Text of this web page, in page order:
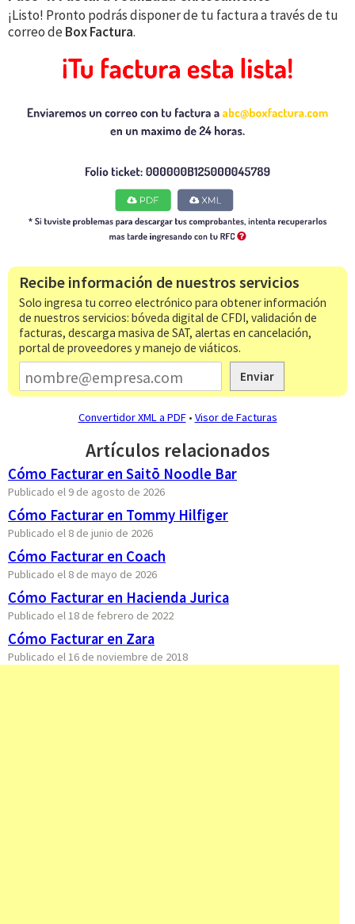
¡Listo! Pronto podrás disponer de tu factura a través de tu
correo deBox Factura.
Recibe información de nuestros servicios
Solo ingresa tu correo electrónico para obtener información
de nuestros servicios: bóveda digital de CFDI, validación de
facturas, descarga masiva de SAT, alertas en cancelación,
portal de proveedores y manejo de viáticos.
Enviar
Convertidor XML a PDF• Visor de Facturas
Artículos relacionados
Cómo Facturar en Saitō Noodle Bar
Publicado el 9 de agosto de 2026
Cómo Facturar en Tommy Hilfiger
Publicado el 8 de junio de 2026
Cómo Facturar en Coach
Publicado el 8 de mayo de 2026
Cómo Facturar en Hacienda Jurica
Publicado el 18 de febrero de 2022
Cómo Facturar en Zara
Publicado el 16 de noviembre de 2018